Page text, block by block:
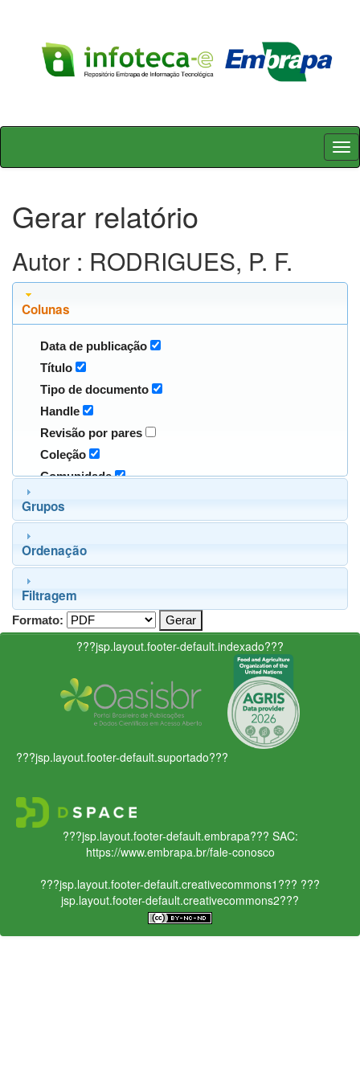
Skip
Gerar relatório
Autor : RODRIGUES, P. F.
Colunas
Data de publicação
Título
Tipo de documento
Handle
Revisão por pares
Coleção
Comunidade
Grupos
Ordenação
Filtragem
Formato:
???jsp.layout.footer-default.indexado???
???jsp.layout.footer-default.suportado???
???jsp.layout.footer-default.embrapa??? SAC:
https://www.embrapa.br/fale-conosco
???jsp.layout.footer-default.creativecommons1??? ???
jsp.layout.footer-default.creativecommons2???